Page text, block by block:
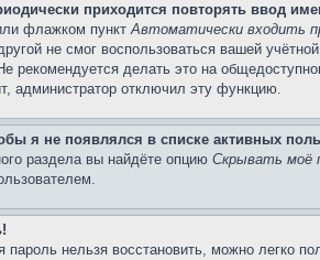
приходится повторять ввод
флажком пунктАвтоматически входить
не смог воспользоваться вашей
рекомендуется делать это на
администратор отключил эту функцию.
я не появлялся в списке активных
раздела вы найдёте опцию Скрывать моё
пароль нельзя восстановить, можно легко